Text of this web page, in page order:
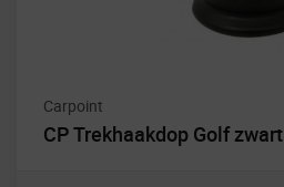
Carpoint
CP Trekhaakdop Golf zwart